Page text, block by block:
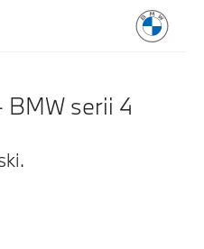
BMW serii 4